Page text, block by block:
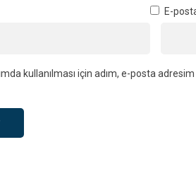
E-
kullanılması için adım, e-posta